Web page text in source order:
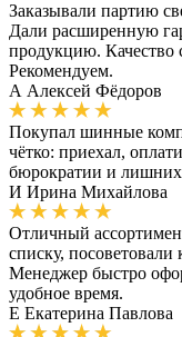
Заказывали партию
Дали расширенную
продукцию. Качество
Рекомендуем.
А Алексей Фёдоров
Покупал шинные
чётко: приехал,
бюрократии и лишних
И Ирина Михайлова
Отличный
списку, посоветовали
Менеджер быстро
удобное время.
Е Екатерина Павлова